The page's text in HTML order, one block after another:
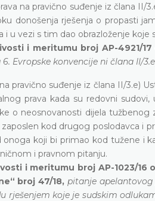
na pravično suđenje iz člana II/
donošenja rješenja o propasti
i u vezi s tim dao obrazloženje koje
i meritumu broj AP-4921/
Evropske konvencije ni člana II/
pravično suđenje iz člana II/3.e)
prava kada su redovni
o neosnovanosti dijela
kod drugog poslodavca i
koji bi primao kod tužene i
i pravnom pitanju.
i meritumu broj AP-1023/16
broj 47/18, pitanje
rješenjem koje je sudskim